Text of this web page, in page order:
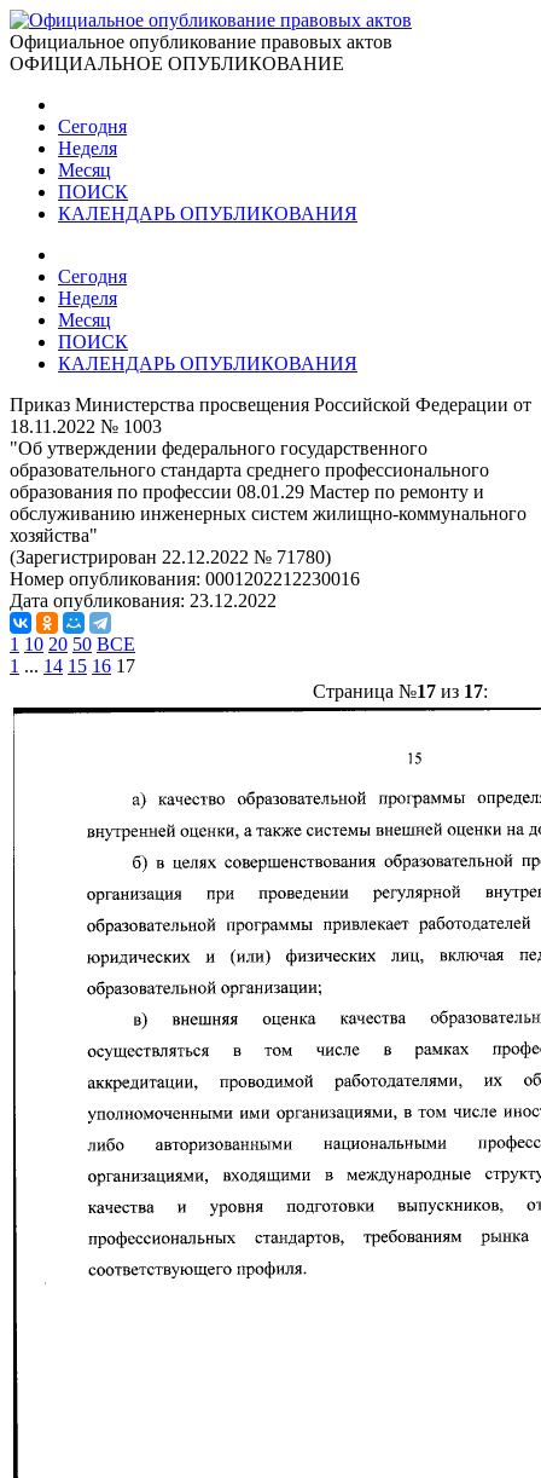
Официальное опубликование правовых актов
ОФИЦИАЛЬНОЕ ОПУБЛИКОВАНИЕ
Сегодня
Неделя
Месяц
ПОИСК
КАЛЕНДАРЬ ОПУБЛИКОВАНИЯ
Сегодня
Неделя
Месяц
ПОИСК
КАЛЕНДАРЬ ОПУБЛИКОВАНИЯ
Приказ Министерства просвещения Российской Федерации от
18.11.2022 № 1003
"Об утверждении федерального государственного
образовательного стандарта среднего профессионального
образования по профессии 08.01.29 Мастер по ремонту и
обслуживанию инженерных систем жилищно-коммунального
хозяйства"
(Зарегистрирован 22.12.2022 № 71780)
Номер опубликования: 0001202212230016
Дата опубликования: 23.12.2022
1 10 20 50 ВСЕ
1 ... 14 15 16 17
Страница №17из 17: